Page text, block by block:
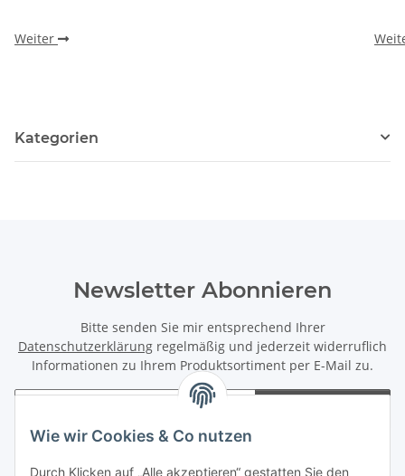
Wie wir Cookies & Co nutzen
Durch Klicken auf „Alle akzeptieren“ gestatten Sie den
Weiter
Kategorien
Newsletter Abonnieren
Bitte senden Sie mir entsprechend Ihrer
Datenschutzerklärung regelmäßig und jederzeit widerruflich
Informationen zu Ihrem Produktsortiment per E-Mail zu.
Newsletter Abonnieren